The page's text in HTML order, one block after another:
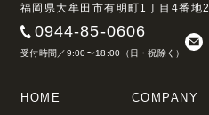
福岡県大牟田市有明町1丁目4番地2
0944-85-0606
受付時間／9:00〜18:00（日・祝除く）
HOME
COMPANY